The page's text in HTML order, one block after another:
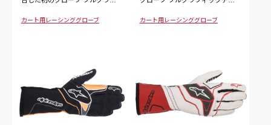
カート用 レーシンググローブ カート用 レーシンググローブ